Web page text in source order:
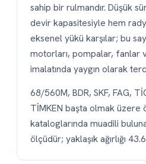
sahip bir rulmandır. Düşük
devir kapasitesiyle hem
eksenel yükü karşılar; bu
motorları, pompalar, fanlar
imalatında yaygın olarak
68/560M, BDR, SKF, FAG,
TİMKEN başta olmak
kataloglarında muadili
ölçüdür; yaklaşık ağırlığı